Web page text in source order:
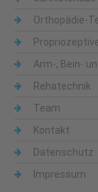
Orthopädie-
Arm-, Bein-
Rehatechnik
Team
Kontakt
Datenschutz
Impressum